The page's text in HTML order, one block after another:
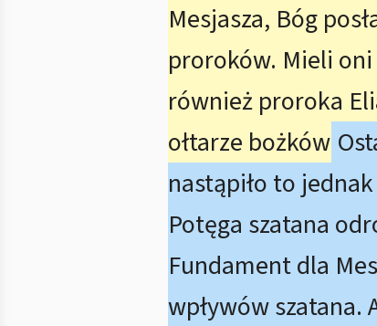
Mesjasza, Bóg
proroków. Mieli oni
również proroka
ołtarze bożków
nastąpiło to
Potęga szatana
Fundament dla
wpływów szatana.